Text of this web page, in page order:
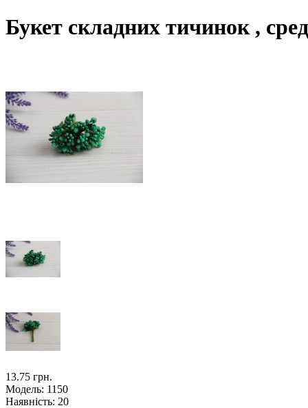
Букет складних тичинок ,
13.75 грн.
Модель: 1150
Наявність: 20